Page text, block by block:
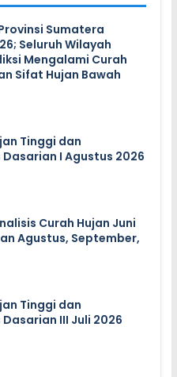
Sumatera
Seluruh Wilayah
Mengalami Curah
Sifat Hujan Bawah
Tinggi dan
I Agustus 2026
Curah Hujan Juni
Agustus, September,
Tinggi dan
III Juli 2026